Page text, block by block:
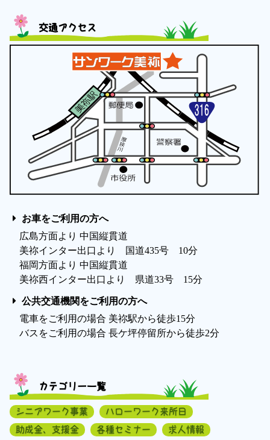
交通アクセス
お車をご利用の方へ
広島方面より 中国縦貫道
美祢インター出口より 国道435号 10分
福岡方面より 中国縦貫道
美祢西インター出口より 県道33号 15分
公共交通機関をご利用の方へ
電車をご利用の場合 美祢駅から徒歩15分
バスをご利用の場合 長ケ坪停留所から徒歩2分
カテゴリー一覧
シニアワーク事業
ハローワーク来所日
助成金、支援金
各種セミナー
求人情報